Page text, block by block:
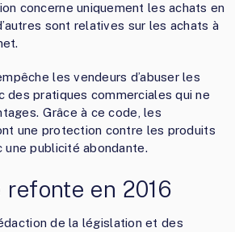
concerne uniquement les achats en
sont relatives sur les achats à
les vendeurs d’abuser les
des pratiques commerciales qui ne
Grâce à ce code, les
une protection contre les produits
publicité abondante.
refonte en 2016
de la législation et des